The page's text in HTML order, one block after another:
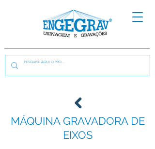
MÁQUINA GRAVADORA DE
EIXOS